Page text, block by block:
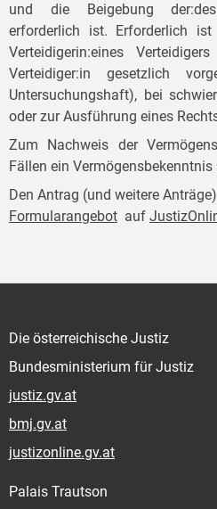
und die Beigebung der:des
erforderlich ist. Erforderlich ist
Verteidigerin:eines
Verteidiger:in gesetzlich
Untersuchungshaft), bei
oder zur Ausführung eines
Zum Nachweis der
Fällen ein
Den Antrag (und weitere
Formularangebot auf
Die österreichische Justiz
Bundesministerium für Justiz
justiz.gv.at
bmj.gv.at
justizonline.gv.at
Palais Trautson